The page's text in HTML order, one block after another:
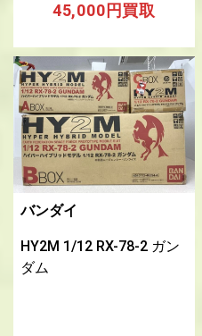
45,000円買取
バンダイ
HY2M 1/12 RX-78-2 ガン
ダム